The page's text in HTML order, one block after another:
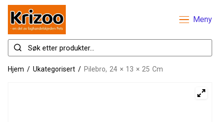
Meny
Hjem / Ukategorisert / Pilebro, 24 × 13 × 25 Cm